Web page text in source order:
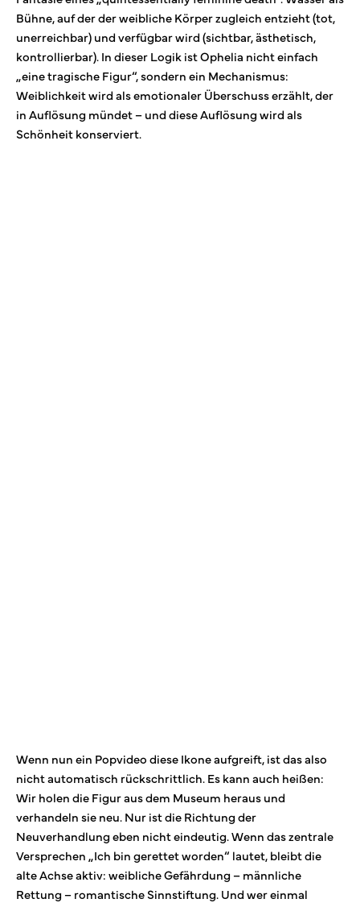
Bühne, auf der der weibliche Körper zugleich entzieht (tot,
unerreichbar) und verfügbar wird (sichtbar, ästhetisch,
kontrollierbar). In dieser Logik ist Ophelia nicht einfach
„eine tragische Figur“, sondern ein Mechanismus:
Weiblichkeit wird als emotionaler Überschuss erzählt, der
in Auflösung mündet – und diese Auflösung wird als
Schönheit konserviert.
Wenn nun ein Popvideo diese Ikone aufgreift, ist das also
nicht automatisch rückschrittlich. Es kann auch heißen:
Wir holen die Figur aus dem Museum heraus und
verhandeln sie neu. Nur ist die Richtung der
Neuverhandlung eben nicht eindeutig. Wenn das zentrale
Versprechen „Ich bin gerettet worden“ lautet, bleibt die
alte Achse aktiv: weibliche Gefährdung – männliche
Rettung – romantische Sinnstiftung. Und wer einmal